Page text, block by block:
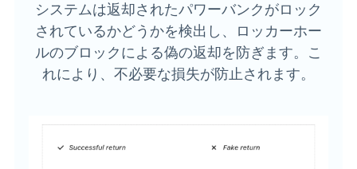
システムは返却されたパワーバンクがロック
されているかどうかを検出し、ロッカーホー
ルのブロックによる偽の返却を防ぎます。こ
れにより、不必要な損失が防止されます。